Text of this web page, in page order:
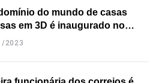
do mundo de casas
em 3D é inaugurado no
2023